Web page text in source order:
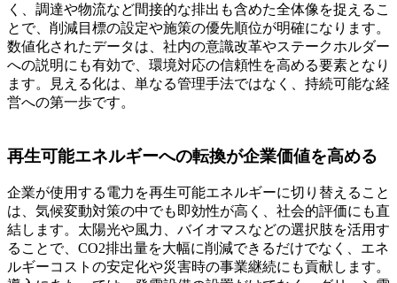
く、調達や物流など間接的な排出も含めた全体像を捉えるこ
とで、削減目標の設定や施策の優先順位が明確になります。
数値化されたデータは、社内の意識改革やステークホルダー
への説明にも有効で、環境対応の信頼性を高める要素となり
ます。見える化は、単なる管理手法ではなく、持続可能な経
営への第一歩です。
再生可能エネルギーへの転換が企業価値を高める
企業が使用する電力を再生可能エネルギーに切り替えること
は、気候変動対策の中でも即効性が高く、社会的評価にも直
結します。太陽光や風力、バイオマスなどの選択肢を活用す
ることで、CO2排出量を大幅に削減できるだけでなく、エネ
ルギーコストの安定化や災害時の事業継続にも貢献します。